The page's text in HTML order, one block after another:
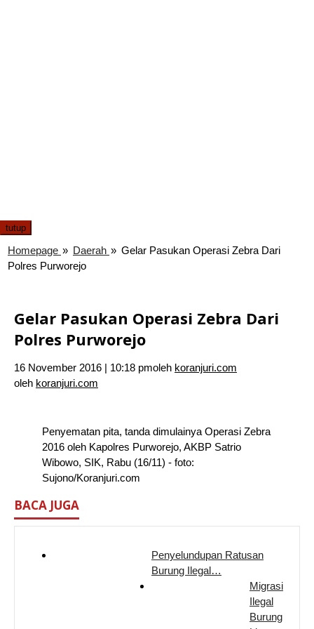
tutup
Homepage » Daerah » Gelar Pasukan Operasi Zebra Dari
Polres Purworejo
Gelar Pasukan Operasi Zebra Dari
Polres Purworejo
16 November 2016 | 10:18 pmoleh koranjuri.com
oleh koranjuri.com
Penyematan pita, tanda dimulainya Operasi Zebra
2016 oleh Kapolres Purworejo, AKBP Satrio
Wibowo, SIK, Rabu (16/11) - foto:
Sujono/Koranjuri.com
BACA JUGA
Penyelundupan Ratusan
Burung Ilegal…
Migrasi
Ilegal
Burung